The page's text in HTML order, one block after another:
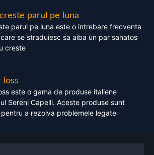
parul pe luna
parul pe luna este o intrebare frecventa
se straduiesc sa aiba un par sanatos
creste
loss
este o gama de produse italiene
Sereni Capelli. Aceste produse sunt
a rezolva problemele legate